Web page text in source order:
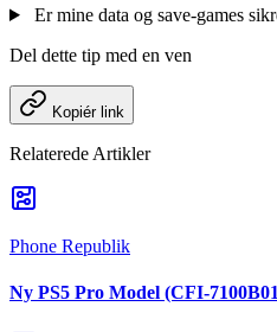
Er mine data og save-games
Del dette tip med en ven
Kopiér link
Relaterede Artikler
Phone Republik
Ny PS5 Pro Model (CFI-